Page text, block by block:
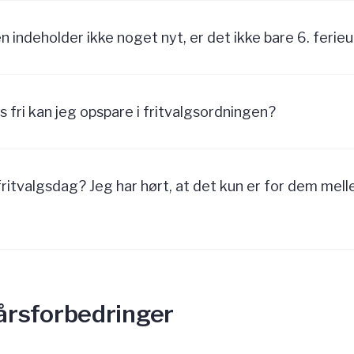
indeholder ikke noget nyt, er det ikke bare 6.
fri kan jeg opspare i fritvalgsordningen?
Jeg har hørt, at det kun er for dem